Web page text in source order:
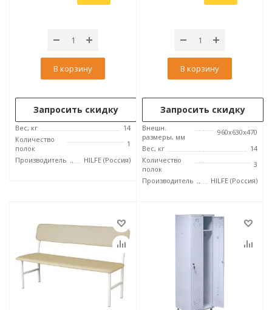
В корзину
Запросить скидку
Вес, кг
14
Количество
полок
1
Производитель
HILFE (Россия)
В корзину
Запросить скидку
Внешн.
размеры, мм
960x630x470
Вес, кг
14
Количество
полок
3
Производитель
HILFE (Россия)